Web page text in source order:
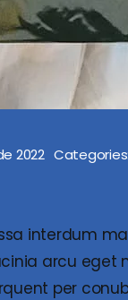
2022 Categories:
interdum
arcu eget
per